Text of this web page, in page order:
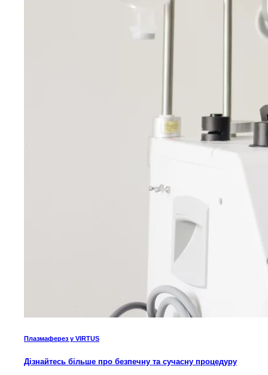
Плазмаферез у VIRTUS
Дізнайтесь більше про безпечну та сучасну процедуру